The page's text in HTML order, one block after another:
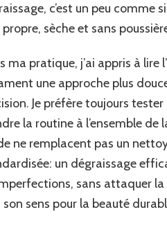
c’est un peu
sèche et sans
ma pratique, j’ai appris à
une approche plus
Je préfère toujours
la routine à l’ensemble
ne remplacent pas un
un dégraissage
sans attaquer la
sens pour la beauté